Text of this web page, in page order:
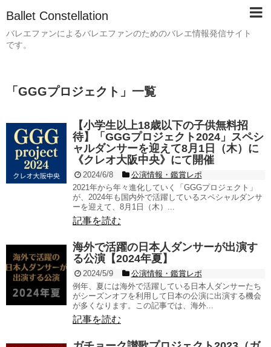
Ballet Constellation
バレエファンによるバレエファンのためのバレエ情報発信サイト
です。
「 GGGプロジェクト 」 一覧
【小学生以上18歳以下の子供無料招
待】「GGGプロジェクト2024」スペシ
ャルダンサーを迎えて8月1日（木）に
《クレオ大阪中央》にて開催
2024/6/8
公演情報・鑑賞レポ
2021年から年々進化していく「GGGプロジェクト」
が、2024年も国内外で活躍しているスペシャルダンサ
ーを迎えて、8月1日（木）...
記事を読む
海外で活躍の日本人ダンサーが出演す
る公演【2024年夏】
2024/5/9
公演情報・鑑賞レポ
例年、夏には海外で活躍している日本人ダンサーたち
がシーズンオフを利用して日本の公演に出演する機会
が多くなります。この記事では、海外...
記事を読む